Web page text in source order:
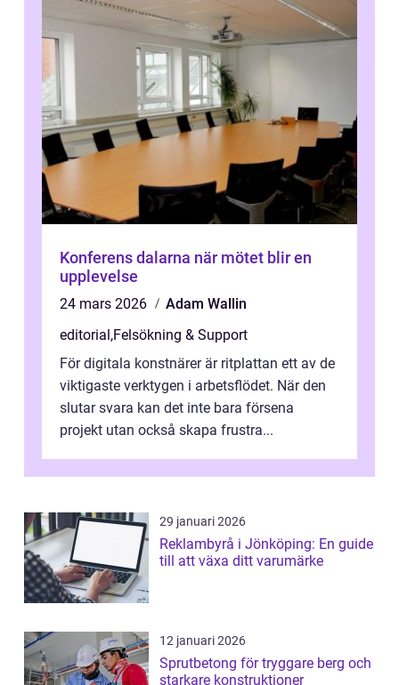
Konferens dalarna när mötet blir en
upplevelse
24 mars 2026
Adam Wallin
editorial,Felsökning & Support
För digitala konstnärer är ritplattan ett av de
viktigaste verktygen i arbetsflödet. När den
slutar svara kan det inte bara försena
projekt utan också skapa frustra...
29 januari 2026
Reklambyrå i Jönköping: En guide
till att växa ditt varumärke
12 januari 2026
Sprutbetong för tryggare berg och
starkare konstruktioner